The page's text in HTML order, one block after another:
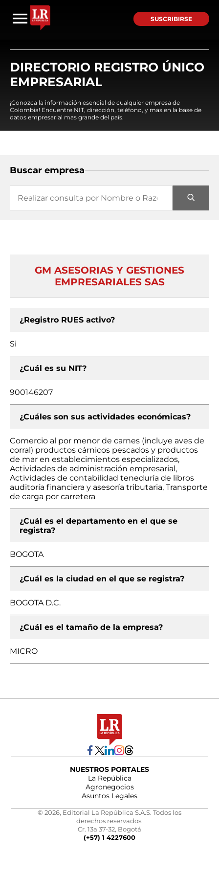
SUSCRIBIRSE
DIRECTORIO REGISTRO ÚNICO
EMPRESARIAL
¡Conozca la información esencial de cualquier empresa de
Colombia! Encuentre NIT, dirección, teléfono, y mas en la base de
datos empresarial mas grande del país.
Buscar empresa
GM ASESORIAS Y GESTIONES
EMPRESARIALES SAS
¿Registro RUES activo?
Si
¿Cuál es su NIT?
900146207
¿Cuáles son sus actividades económicas?
Comercio al por menor de carnes (incluye aves de
corral) productos cárnicos pescados y productos
de mar en establecimientos especializados,
Actividades de administración empresarial,
Actividades de contabilidad teneduría de libros
auditoría financiera y asesoría tributaria, Transporte
de carga por carretera
¿Cuál es el departamento en el que se
registra?
BOGOTA
¿Cuál es la ciudad en el que se registra?
BOGOTA D.C.
¿Cuál es el tamaño de la empresa?
MICRO
NUESTROS PORTALES
La República
Agronegocios
Asuntos Legales
© 2026, Editorial La República S.A.S. Todos los
derechos reservados.
Cr. 13a 37-32, Bogotá
(+57) 1 4227600